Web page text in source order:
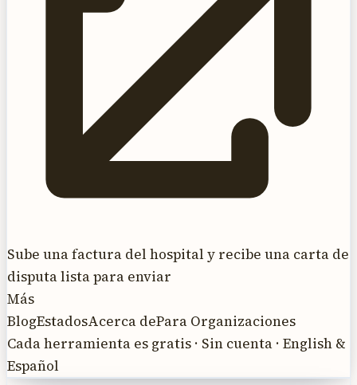
Sube una factura del hospital y recibe una carta de
disputa lista para enviar
Más
BlogEstadosAcerca dePara Organizaciones
Cada herramienta es gratis · Sin cuenta · English &
Español